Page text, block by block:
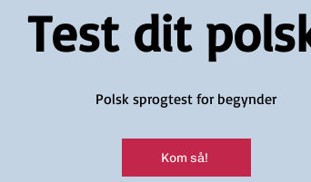
Test dit
Polsk sprogtest for begynder
Kom så!